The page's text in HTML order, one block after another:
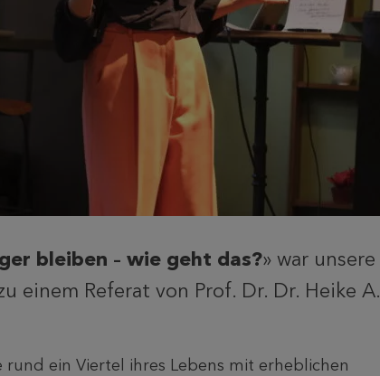
bleiben – wie geht das?» war unsere
einem Referat von Prof. Dr. Dr. Heike A.
ein Viertel ihres Lebens mit erheblichen